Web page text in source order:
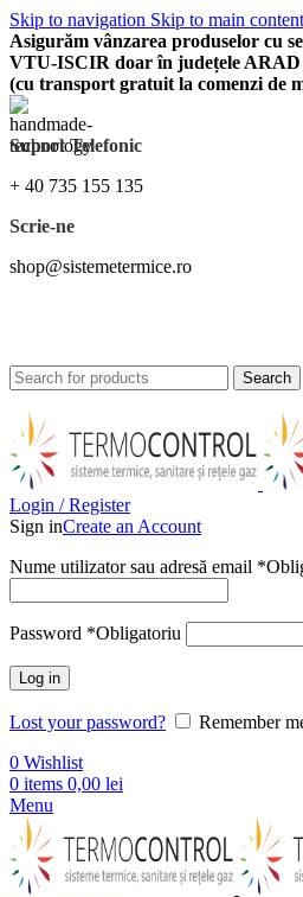
Skip to navigation Skip to main content
Asigurăm vânzarea produselor cu
VTU-ISCIR doar în județele
(cu transport gratuit la comenzi de
Suport Telefonic
+ 40 735 155 135
Scrie-ne
shop@sistemetermice.ro
Search
Login / Register
Sign inCreate an Account
Nume utilizator sau adresă email *
Password *Obligatoriu
Log in
Lost your password?
Remember
0 Wishlist
0 items 0,00 lei
Menu